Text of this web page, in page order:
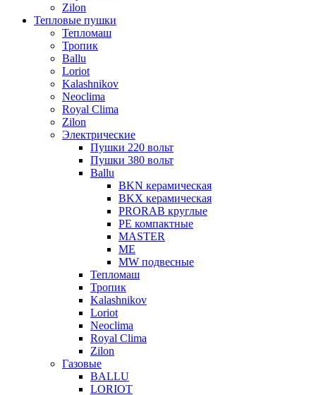
Zilon
Тепловые пушки
Тепломаш
Тропик
Ballu
Loriot
Kalashnikov
Neoclima
Royal Clima
Zilon
Электрические
Пушки 220 вольт
Пушки 380 вольт
Ballu
BKN керамическая
BKX керамическая
PRORAB круглые
PE компактные
MASTER
МЕ
MW подвесные
Тепломаш
Тропик
Kalashnikov
Loriot
Neoclima
Royal Clima
Zilon
Газовые
BALLU
LORIOT